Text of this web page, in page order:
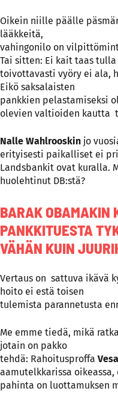
Oikein niille päälle
lääkkeitä,
vahingonilo on
Tai sitten: Ei kait taas
toivottavasti vyöry ei ala,
Eikö saksalaisten
pankkien pelastamiseksi
olevien valtioiden kautta
Nalle Wahlrooskin jo
erityisesti paikalliset ei
Landsbankit ovat kuralla.
huolehtinut DB:stä?
BARAK OBAMAKIN
PANKKITUESTA
VÄHÄN KUIN
Vertaus on sattuva ikävä
hoito ei estä toisen
tulemista parannetusta
Me emme tiedä, mikä
jotain on pakko
tehdä: Rahoitusproffa
aamutelkkarissa
pahinta on luottamuksen